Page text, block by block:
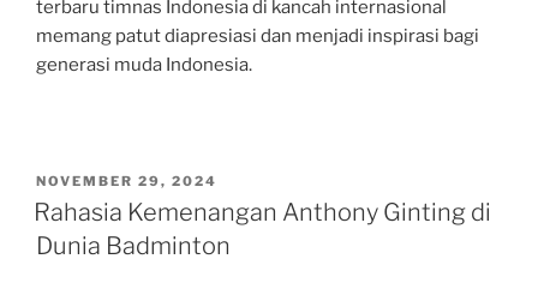
terbaru timnas Indonesia di kancah internasional
memang patut diapresiasi dan menjadi inspirasi bagi
generasi muda Indonesia.
POSTED
ON
NOVEMBER 29, 2024
Rahasia Kemenangan Anthony Ginting di
Dunia Badminton